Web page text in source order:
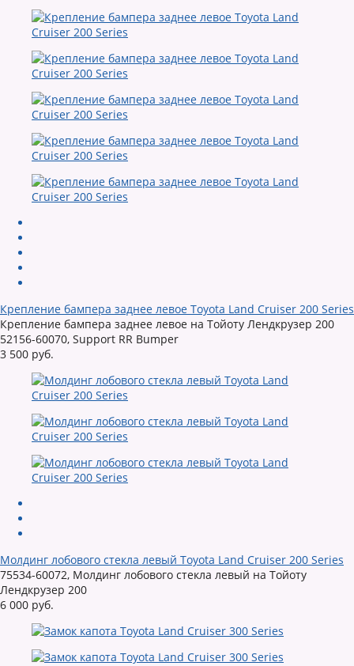
Крепление бампера заднее левое Toyota Land Cruiser 200 Series
Крепление бампера заднее левое на Тойоту Лендкрузер 200
52156-60070, Support RR Bumper
3 500 руб.
Молдинг лобового стекла левый Toyota Land Cruiser 200 Series
75534-60072, Молдинг лобового стекла левый на Тойоту
Лендкрузер 200
6 000 руб.